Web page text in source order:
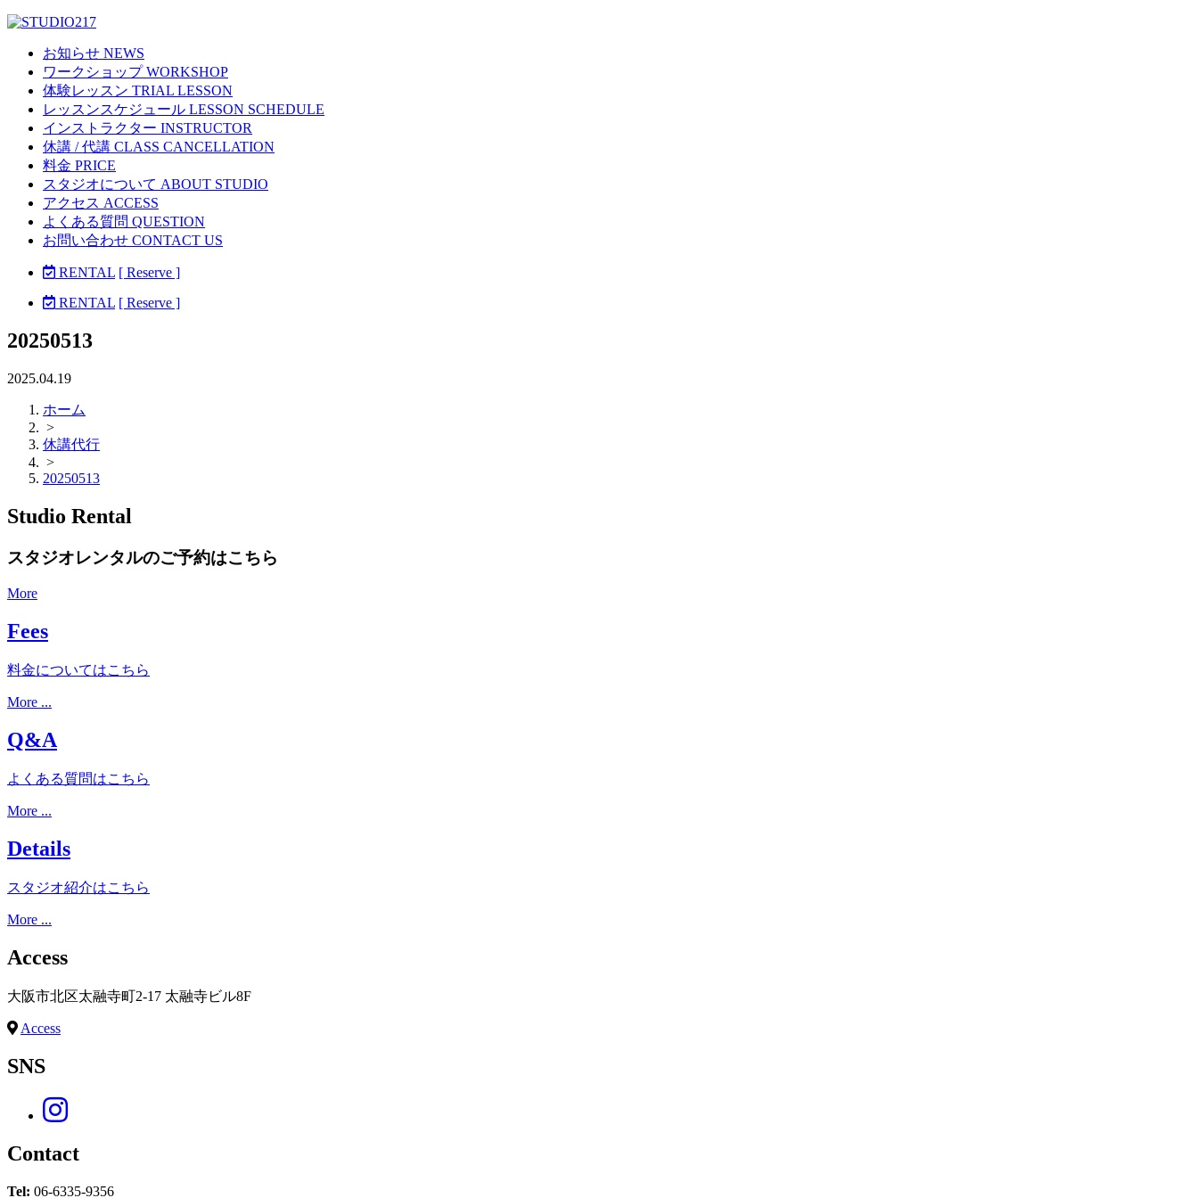
お知らせ NEWS
ワークショップ WORKSHOP
体験レッスン TRIAL LESSON
レッスンスケジュール LESSON SCHEDULE
インストラクター INSTRUCTOR
休講 / 代講 CLASS CANCELLATION
料金 PRICE
スタジオについて ABOUT STUDIO
アクセス ACCESS
よくある質問 QUESTION
お問い合わせ CONTACT US
RENTAL [ Reserve ]
RENTAL [ Reserve ]
20250513
2025.04.19
ホーム
>
休講代行
>
20250513
Studio Rental
スタジオレンタルのご予約はこちら
More
Fees
料金についてはこちら
More ...
Q&A
よくある質問はこちら
More ...
Details
スタジオ紹介はこちら
More ...
Access
大阪市北区太融寺町2-17 太融寺ビル8F
Access
SNS
Contact
Tel: 06-6335-9356